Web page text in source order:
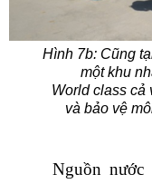
Hình 7b: Cũng
một khu
World class cả
và bảo vệ
Nguồn